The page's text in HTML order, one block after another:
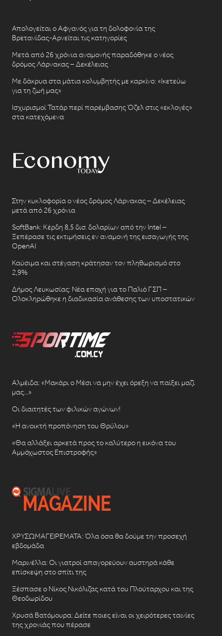
Απολογείται ο Αφγανός για τη δολοφονία της
Βρετανίδας-Αρνείται τις κατηγορίες
Μετά από 26 χρόνια αναμονής παραδόθηκε ο νέος
δρόμος Λάρνακας – Δεκέλειας
Με δάκρυα στα μάτια κολυμβητής με καρκίνο: «Ικετεύω
για τη ζωή μας»
Ισχυρισμοί Τατάρ περί παρέμβασης Όζελ στις «εκλογές»
στα κατεχόμενα
Στην κυκλοφορία ο νέος δρόμος Λάρνακας – Δεκέλειας
μετά από 26 χρόνια
SoftBank: Κέρδη 8,5 δισ. δολαρίων από την Intel –
Ξεπέρασε τις εκτιμήσεις εν αναμονή της εισαγωγής της
OpenAI
Καύσιμα και στέγαση κράτησαν τον πληθωρισμό στο
2,9%
Δήμος Λευκωσίας: Νέα εποχή για το Παλιό ΓΣΠ –
Ολοκληρώθηκε η διαδικασία ανάθεσης των υποστατικών
Αλμέιδα: «Μακάρι ο Μέσι να μην έχει όρεξη να παίξει μαζί
μας…»
Οι διαιτητές των φιλικών αγώνων!
«Η ανοικτή προπόνηση του Θρύλου»
«Θα αλλάξει αρκετά προς το καλύτερο η εικόνα του
Αμμόχωστος Επιστροφής»
ΧΡΥΣΩΜΑΓΕΙΡΕΜΑΤΑ: Όλα όσα θα δούμε την προσεχή
εβδομάδα
Μαρινέλλα: Οι γιατροί απαγορεύουν αυστηρά κάθε
επίσκεψη στο σπίτι της
Ξέσπασε ο Νίκος Νικόλιζας κατά του Πλούταρχου και της
Θεοδωρίδου
Χρυσά Βατόμουρα: Δείτε ποιες είναι οι χειρότερες ταινίες
της χρονιάς που πέρασε